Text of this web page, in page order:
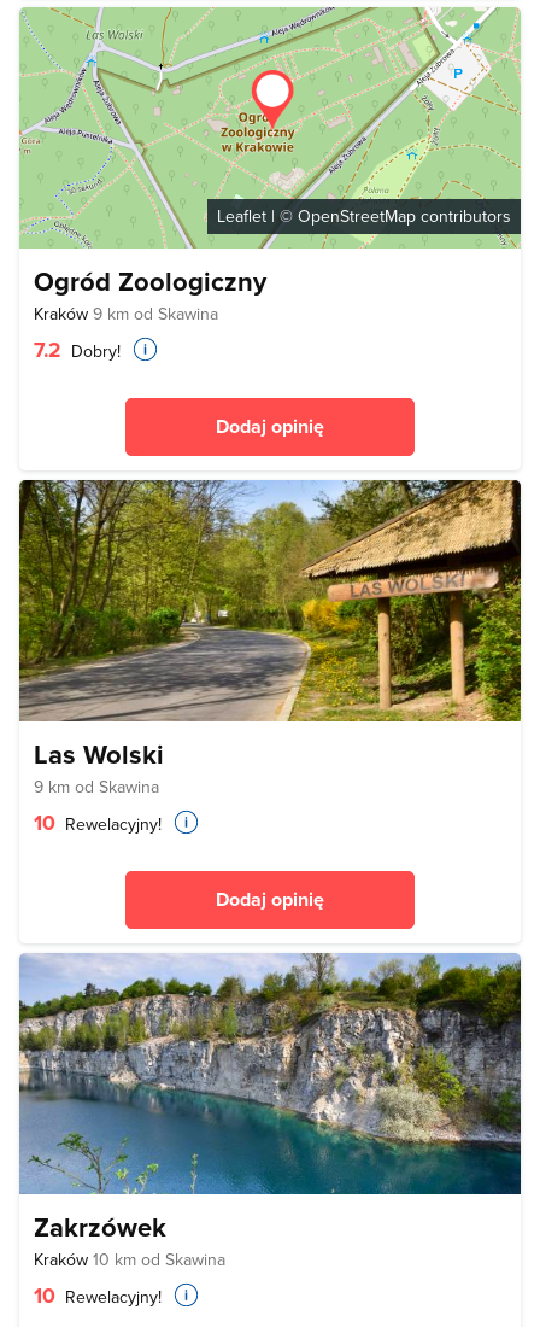
Leaflet | © OpenStreetMap contributors
Ogród Zoologiczny
Kraków 9 km od Skawina
7.2 Dobry!
Dodaj opinię
Las Wolski
9 km od Skawina
10 Rewelacyjny!
Dodaj opinię
Zakrzówek
Kraków 10 km od Skawina
10 Rewelacyjny!